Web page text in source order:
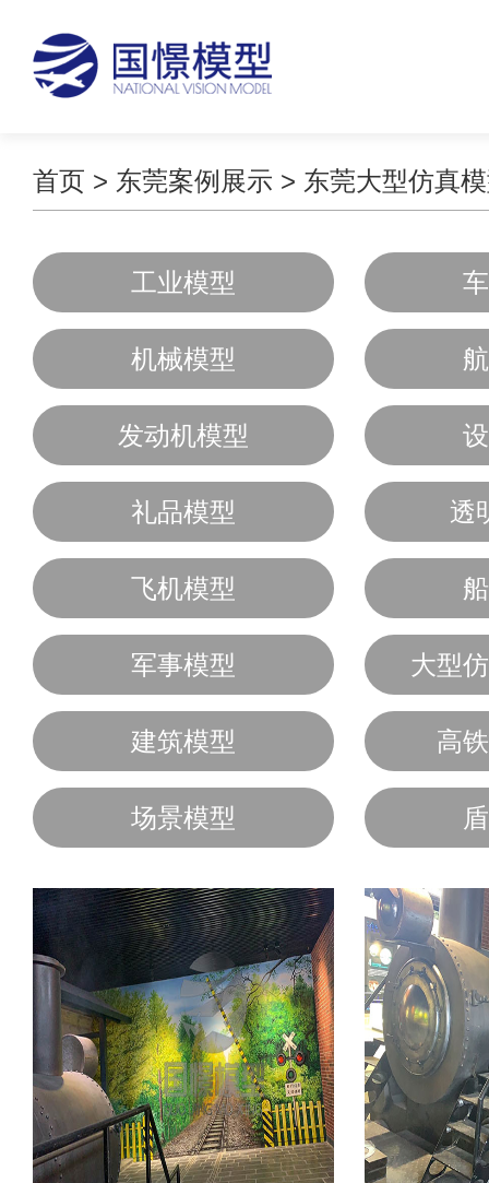
首页 > 东莞案例展示 > 东莞大型仿真
工业模型
机械模型
发动机模型
礼品模型 透
飞机模型
军事模型 大型
建筑模型 高
场景模型